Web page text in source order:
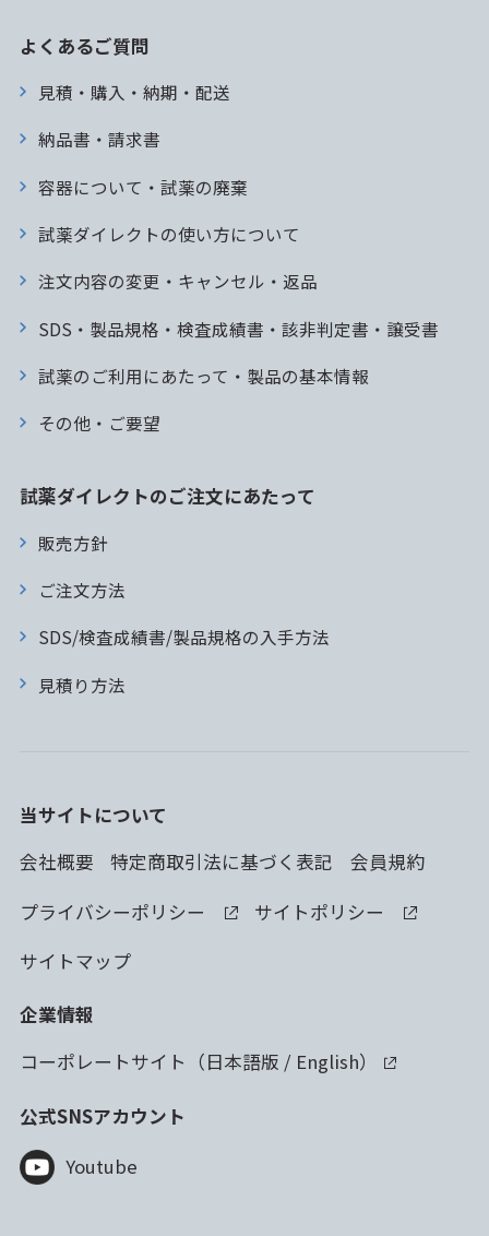
よくあるご質問
見積・購入・納期・配送
納品書・請求書
容器について・試薬の廃棄
試薬ダイレクトの使い方について
注文内容の変更・キャンセル・返品
SDS・製品規格・検査成績書・該非判定書・譲受書
試薬のご利用にあたって・製品の基本情報
その他・ご要望
試薬ダイレクトのご注文にあたって
販売方針
ご注文方法
SDS/検査成績書/製品規格の入手方法
見積り方法
当サイトについて
会社概要
特定商取引法に基づく表記
会員規約
プライバシーポリシー
サイトポリシー
サイトマップ
企業情報
コーポレートサイト（日本語版 / English）
公式SNSアカウント
Youtube